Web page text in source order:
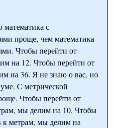
математика с
проще, чем математика
Чтобы перейти от
на 12. Чтобы перейти от
на 36. Я не знаю о вас, но
С метрической
Чтобы перейти от
мы делим на 10. Чтобы
к метрам, мы делим на